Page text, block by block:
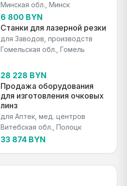
Минская обл., Минск
6 800 BYN
Станки для лазерной резки
для Заводов, производств
Гомельская обл., Гомель
28 228 BYN
Продажа оборудования
для изготовления очковых
линз
для Аптек, мед. центров
Витебская обл., Полоцк
33 874 BYN